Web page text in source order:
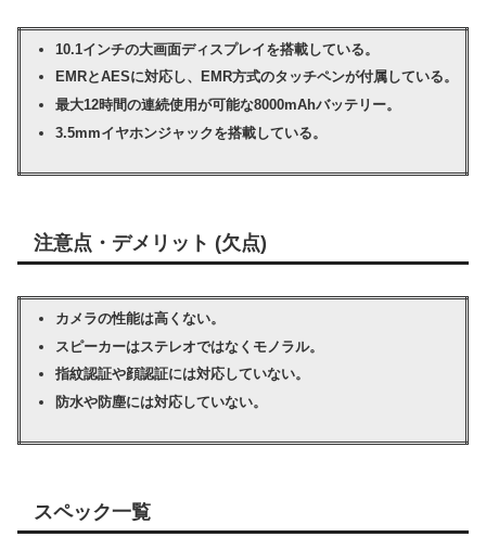
10.1インチの大画面ディスプレイを搭載している。
EMRとAESに対応し、EMR方式のタッチペンが付属している。
最大12時間の連続使用が可能な8000mAhバッテリー。
3.5mmイヤホンジャックを搭載している。
注意点・デメリット (欠点)
カメラの性能は高くない。
スピーカーはステレオではなくモノラル。
指紋認証や顔認証には対応していない。
防水や防塵には対応していない。
スペック一覧